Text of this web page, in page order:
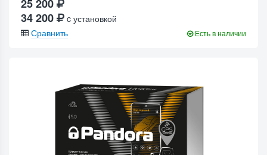
25 200
34 200
c установкой
Сравнить
Есть в наличии